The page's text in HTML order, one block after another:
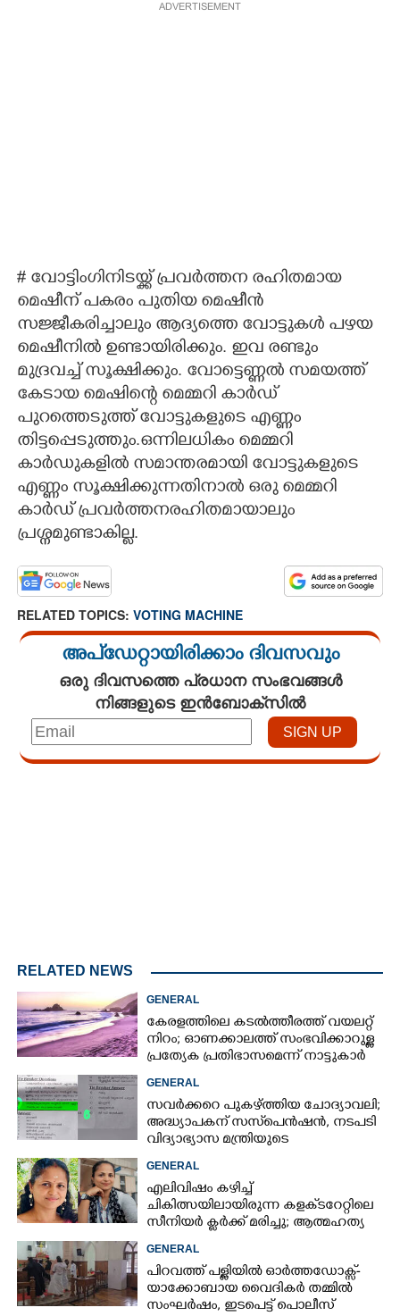
ADVERTISEMENT
# വോട്ടിംഗിനിടയ്ക്ക് പ്രവർത്തന രഹിതമായ
മെഷീന് പകരം പുതിയ മെഷീൻ
സജ്ജീകരിച്ചാലും ആദ്യത്തെ വോട്ടുകൾ പഴയ
മെഷീനിൽ ഉണ്ടായിരിക്കും. ഇവ രണ്ടും
മുദ്രവച്ച് സൂക്ഷിക്കും. വോട്ടെണ്ണൽ സമയത്ത്
കേടായ മെഷിന്റെ മെമ്മറി കാർഡ്
പുറത്തെടുത്ത് വോട്ടുകളുടെ എണ്ണം
തിട്ടപ്പെടുത്തും.ഒന്നിലധികം മെമ്മറി
കാർഡുകളിൽ സമാന്തരമായി വോട്ടുകളുടെ
എണ്ണം സൂക്ഷിക്കുന്നതിനാൽ ഒരു മെമ്മറി
കാർഡ് പ്രവർത്തനരഹിതമായാലും
പ്രശ്നമുണ്ടാകില്ല.
RELATED TOPICS: VOTING MACHINE
അപ്ഡേറ്റായിരിക്കാം ദിവസവും
ഒരു ദിവസത്തെ പ്രധാന സംഭവങ്ങൾ
നിങ്ങളുടെ ഇൻബോക്സിൽ
RELATED NEWS
GENERAL
കേരളത്തിലെ കടൽത്തീരത്ത് വയലറ്റ്
നിറം; ഓണക്കാലത്ത് സംഭവിക്കാറുള്ള
പ്രത്യേക പ്രതിഭാസമെന്ന് നാട്ടുകാർ
GENERAL
സവർക്കറെ പുകഴ്ത്തിയ ചോദ്യാവലി;
അദ്ധ്യാപകന് സസ്‌പെൻഷൻ, നടപടി
വിദ്യാഭ്യാസ മന്ത്രിയുടെ
നിർദേശപ്രകാരം
GENERAL
എലിവിഷം കഴിച്ച്
ചികിത്സയിലായിരുന്ന കളക്‌ടറേറ്റിലെ
സീനിയർ ക്ലർക്ക് മരിച്ചു; ആത്മഹത്യ
സ്ഥലംമാറ്റത്തിൽ മനംനൊന്തെന്ന്
സംശയം
GENERAL
പിറവത്ത് പള്ളിയിൽ ഓർത്തഡോക്സ്-
യാക്കോബായ വൈദികർ തമ്മിൽ
സംഘർഷം, ഇടപെട്ട് പൊലീസ്